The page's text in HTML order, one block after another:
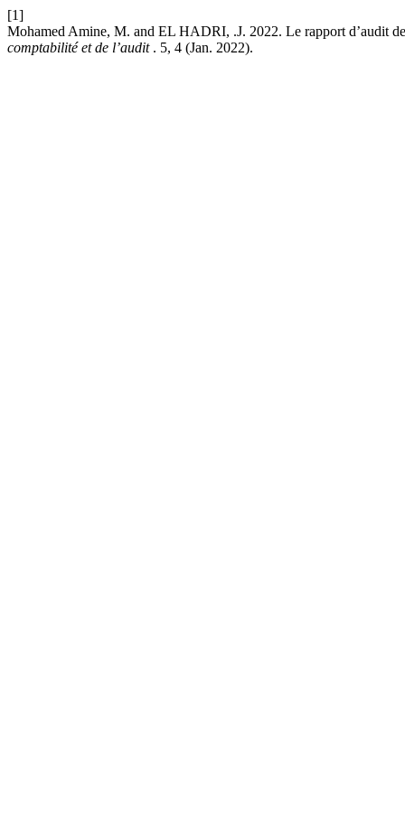
[1]
Mohamed Amine, M. and EL HADRI, .J. 2022. Le rapport d’audit
comptabilité et de l’audit . 5, 4 (Jan. 2022).